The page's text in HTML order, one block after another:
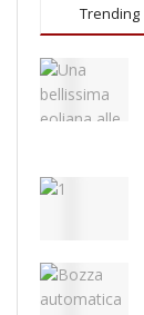
Trending